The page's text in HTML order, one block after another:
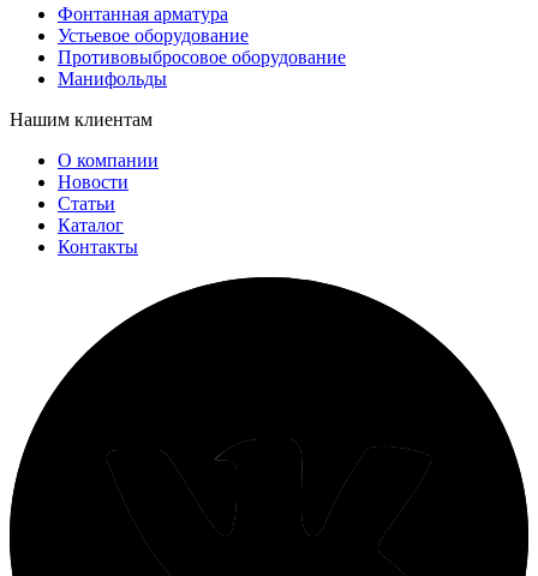
Фонтанная арматура
Устьевое оборудование
Противовыбросовое оборудование
Манифольды
Нашим клиентам
О компании
Новости
Статьи
Каталог
Контакты